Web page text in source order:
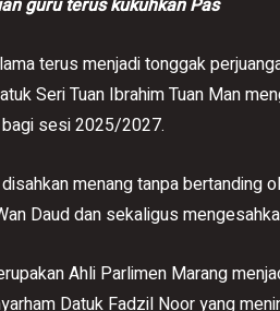
guru terus kukuhkan Pas
terus menjadi tonggak
Seri Tuan Ibrahim Tuan Man
sesi 2025/2027.
menang tanpa
Daud dan sekaligus
Ahli Parlimen Marang
Datuk Fadzil Noor yang